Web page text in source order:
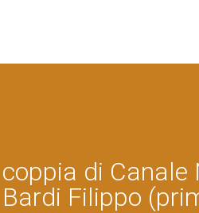
di Canale
Filippo